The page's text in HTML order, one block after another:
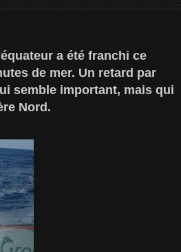
a été franchi ce
de mer. Un retard par
semble important, mais qui
Nord.